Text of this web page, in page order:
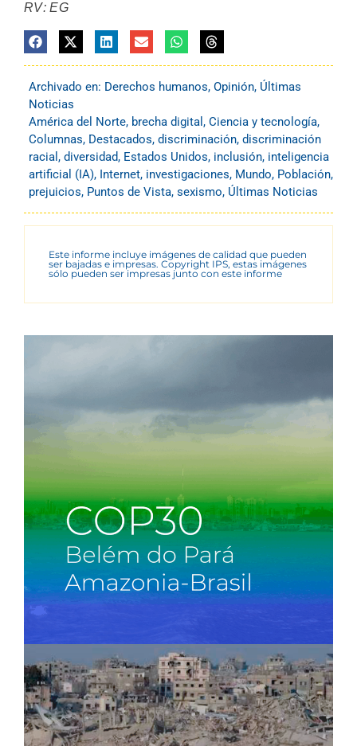
RV: EG
Archivado en: Derechos humanos, Opinión, Últimas
Noticias
América del Norte, brecha digital , Ciencia y tecnología,
Columnas, Destacados, discriminación, discriminación
racial , diversidad, Estados Unidos, inclusión, inteligencia
artificial (IA), Internet, investigaciones, Mundo, Población,
prejuicios, Puntos de Vista, sexismo, Últimas Noticias
Este informe incluye imágenes de calidad que pueden
ser bajadas e impresas. Copyright IPS, estas imágenes
sólo pueden ser impresas junto con este informe